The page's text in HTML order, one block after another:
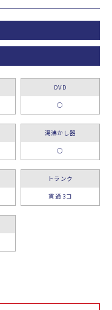
DVD
○
湯沸かし器
○
トランク
貫通 3コ